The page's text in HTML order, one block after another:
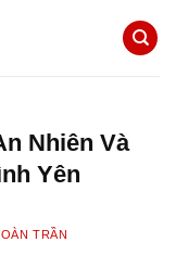
Nhiên Và
Yên
TRẦN